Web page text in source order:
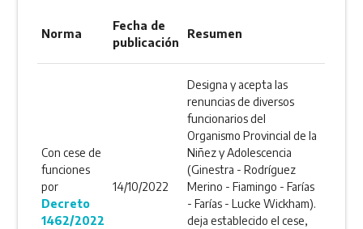
Norma
Fecha de
publicación
Resumen
Con cese de
funciones
por
Decreto
1462/2022
14/10/2022
Designa y acepta las
renuncias de diversos
funcionarios del
Organismo Provincial de la
Niñez y Adolescencia
(Ginestra - Rodríguez
Merino - Fiamingo - Farías
- Farías - Lucke Wickham).
deja establecido el cese,